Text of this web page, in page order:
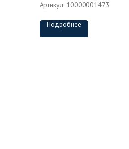
Артикул: 10000001473
Подробнее